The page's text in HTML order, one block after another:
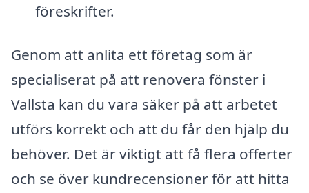
föreskrifter.
Genom att anlita ett företag som är
specialiserat på att renovera fönster i
Vallsta kan du vara säker på att arbetet
utförs korrekt och att du får den hjälp du
behöver. Det är viktigt att få flera offerter
och se över kundrecensioner för att hitta